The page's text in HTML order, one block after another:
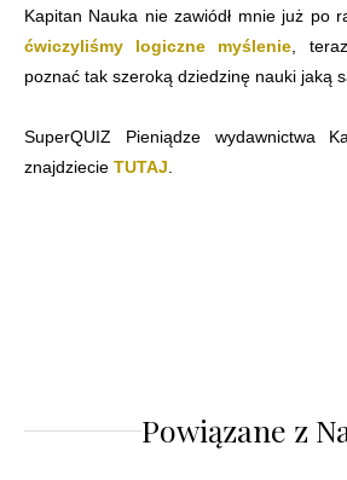
Kapitan Nauka nie zawiódł mnie już po
ćwiczyliśmy logiczne myślenie ,
poznać tak szeroką dziedzinę nauki jaką
SuperQUIZ Pieniądze wydawnictwa
znajdziecie TUTAJ
Powiązane z